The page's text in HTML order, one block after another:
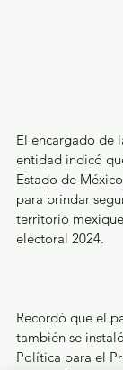
El encargado de
entidad indicó
Estado de
para brindar
territorio
electoral 2024.
Recordó que el
también se
Política para el